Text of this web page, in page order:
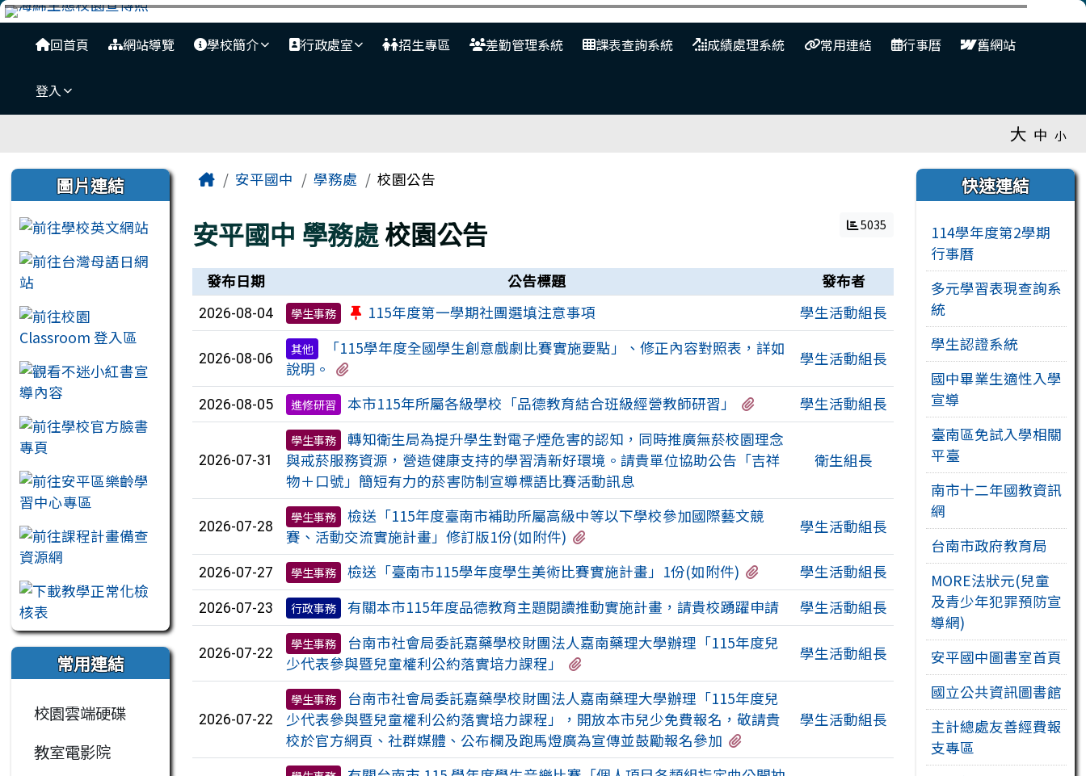
跳至主內容區
臺南市安平國中全球資訊網
導覽列
回首頁 網站導覽 學校簡介 行政處室 招生專區 差勤管理系統 課表查詢系統 成績處理系統 常用連結 行事曆 舊網站
登入
大 中 小
左邊區域內容
圖片連結
常用連結
校園雲端硬碟
教室電影院
主內容區域
Home安平國中 學務處 校園公告
安平國中 學務處校園公告 5035
新聞列表
發布日期 公告標題 發布者
2026-08-04 學生事務 115年度第一學期社團選填注意事項 學生活動組長
2026-08-06
其他
「115學年度全國學生創意戲劇比賽實施要點」、修正內容對照表，詳如
說明。
學生活動組長
2026-08-05 進修研習 本市115年所屬各級學校「品德教育結合班級經營教師研習」 有1個附檔學生活動組長
2026-07-31
學生事務
轉知衛生局為提升學生對電子煙危害的認知，同時推廣無菸校園理念
與戒菸服務資源，營造健康支持的學習清新好環境。請貴單位協助公告「吉祥
物＋口號」簡短有力的菸害防制宣導標語比賽活動訊息
衛生組長
2026-07-28
學生事務
檢送「115年度臺南市補助所屬高級中等以下學校參加國際藝文競
賽、活動交流實施計畫」修訂版1份(如附件)
學生活動組長
2026-07-27 學生事務 檢送「臺南市115學年度學生美術比賽實施計畫」1份(如附件) 有1個附檔學生活動組長
2026-07-23 行政事務 有關本市115年度品德教育主題閱讀推動實施計畫，請貴校踴躍申請 學生活動組長
2026-07-22
學生事務
台南市社會局委託嘉藥學校財團法人嘉南藥理大學辦理「115年度兒
少代表參與暨兒童權利公約落實培力課程」
學生活動組長
2026-07-22
學生事務
台南市社會局委託嘉藥學校財團法人嘉南藥理大學辦理「115年度兒
少代表參與暨兒童權利公約落實培力課程」，開放本市兒少免費報名，敬請貴
校於官方網頁、社群媒體、公布欄及跑馬燈廣為宣傳並鼓勵報名參加
學生活動組長
右邊區域內容
快速連結
114學年度第2學期
行事曆
多元學習表現查詢系
統
學生認證系統
國中畢業生適性入學
宣導
臺南區免試入學相關
平臺
南市十二年國教資訊
網
台南市政府教育局
MORE法狀元(兒童
及青少年犯罪預防宣
導網)
安平國中圖書室首頁
國立公共資訊圖書館
主計總處友善經費報
支專區
頁尾區域